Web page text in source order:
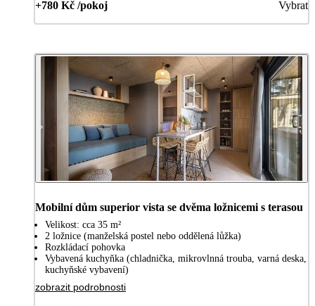
+780 Kč /pokoj Vybrat
Mobilní dům superior vista se dvěma ložnicemi s terasou
Velikost: cca 35 m²
2 ložnice (manželská postel nebo oddělená lůžka)
Rozkládací pohovka
Vybavená kuchyňka (chladnička, mikrovlnná trouba, varná deska,
kuchyňské vybavení)
zobrazit podrobnosti